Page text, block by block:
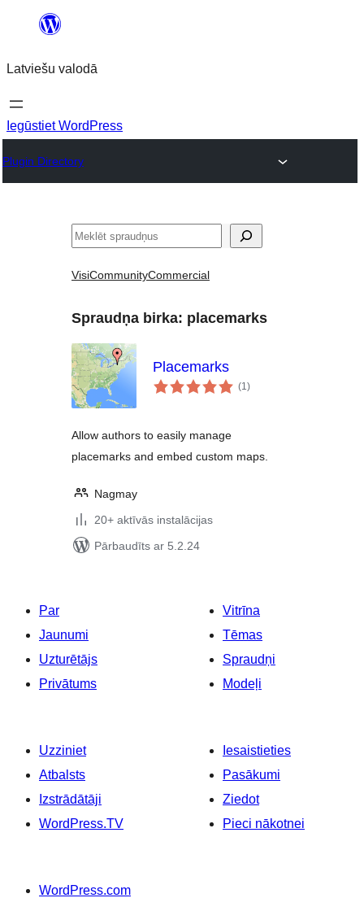
Pāriet
saturu
Latviešu valodā
Iegūstiet WordPress
Plugin Directory
Meklēt
VisiCommunityCommercial
Spraudņa birka: placemarks
Placemarks
(1vērtējumu
kopsumma
)
Allow authors to easily manage
placemarks and embed custom maps.
Nagmay
20+ aktīvās instalācijas
Pārbaudīts ar 5.2.24
Par
Jaunumi
Uzturētājs
Privātums
Vitrīna
Tēmas
Spraudņi
Modeļi
Uzziniet
Atbalsts
Izstrādātāji
WordPress.TV
Iesaistieties
Pasākumi
Ziedot
Pieci nākotnei
WordPress.com